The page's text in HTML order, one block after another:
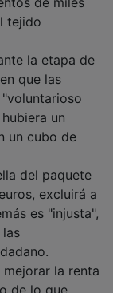
tejido
la etapa de
que las
un
cubo de
del paquete
excluirá a
es "injusta",
la renta
de lo que